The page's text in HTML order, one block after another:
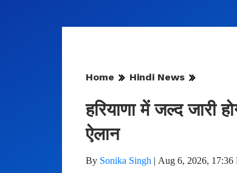
Home Hindi News
हरियाणा में जल्द जारी
ऐलान
By Sonika Singh | Aug 6, 2026, 17:36